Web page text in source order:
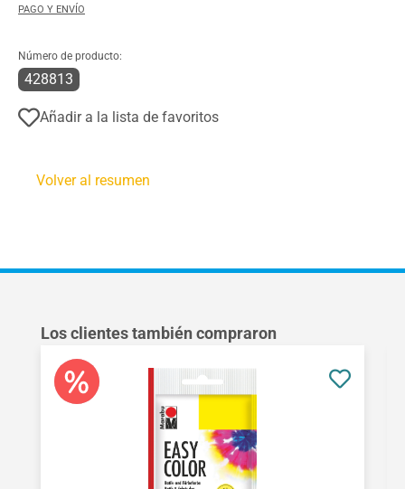
PAGO Y ENVÍO
Número de producto:
428813
Añadir a la lista de favoritos
Volver al resumen
Omitir la galería de productos
Los clientes también compraron